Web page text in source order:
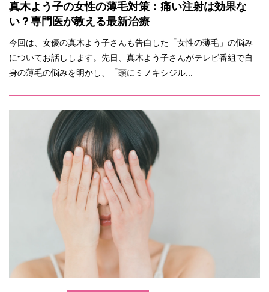
真木よう子の女性の薄毛対策：痛い注射は効果な
い？専門医が教える最新治療
今回は、女優の真木よう子さんも告白した「女性の薄毛」の悩み
についてお話しします。先日、真木よう子さんがテレビ番組で自
身の薄毛の悩みを明かし、「頭にミノキシジル...